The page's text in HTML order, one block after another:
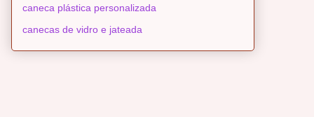
caneca plástica personalizada
canecas de vidro e jateada